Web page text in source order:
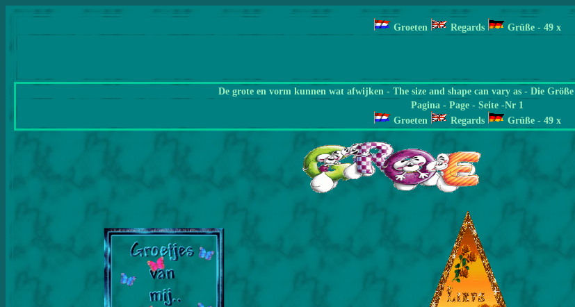
Groeten Regards Grüße - 49 x
De grote en vorm kunnen wat afwijken - The size and shape can vary as - Die
Pagina - Page - Seite -Nr 1
Groeten
Regards Grüße - 49 x